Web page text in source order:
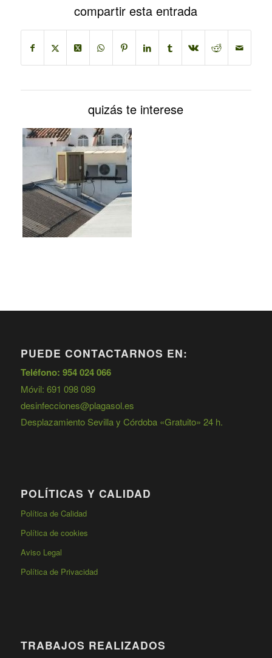
compartir esta entrada
quizás te interese
PUEDE CONTACTARNOS EN:
Teléfono: 954 024 066
Móvil: 691 098 089
desinfecciones@plagasol.es
Desplazamiento Sevilla y Córdoba «Gratuito» 24 h.
POLÍTICAS Y CALIDAD
Política de Calidad
Política de cookies
Aviso Legal
Política de Privacidad
TRABAJOS REALIZADOS